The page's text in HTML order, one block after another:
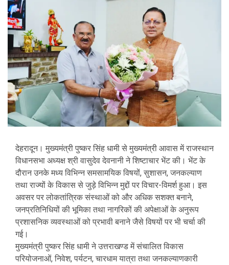
देहरादून। मुख्यमंत्री पुष्कर सिंह धामी से मुख्यमंत्री आवास में राजस्थान
विधानसभा अध्यक्ष श्री वासुदेव देवनानी ने शिष्टाचार भेंट की। भेंट के
दौरान उनके मध्य विभिन्न समसामयिक विषयों, सुशासन, जनकल्याण
तथा राज्यों के विकास से जुड़े विभिन्न मुद्दों पर विचार-विमर्श हुआ। इस
अवसर पर लोकतांत्रिक संस्थाओं को और अधिक सशक्त बनाने,
जनप्रतिनिधियों की भूमिका तथा नागरिकों की अपेक्षाओं के अनुरूप
प्रशासनिक व्यवस्थाओं को प्रभावी बनाने जैसे विषयों पर भी चर्चा की
गई।
मुख्यमंत्री पुष्कर सिंह धामी ने उत्तराखण्ड में संचालित विकास
परियोजनाओं, निवेश, पर्यटन, चारधाम यात्रा तथा जनकल्याणकारी